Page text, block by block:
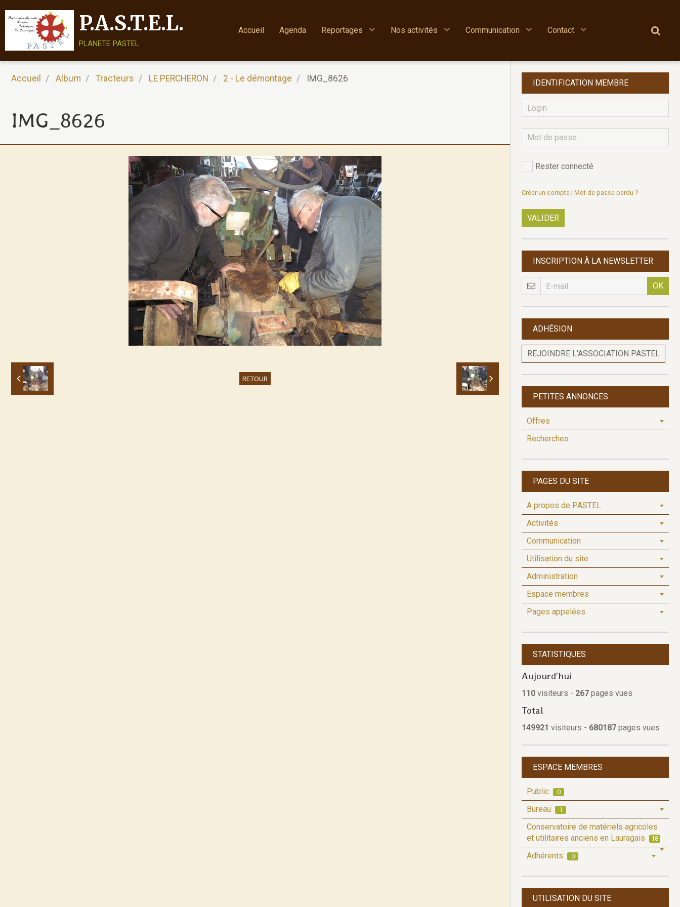
P.A.S.T.E.L.
planete pastel
Accueil Agenda Reportages Nos activités Communication Contact
Accueil Album Tracteurs LE PERCHERON 2 - Le démontage IMG_8626
IMG_8626
RETOUR
IDENTIFICATION MEMBRE
Rester connecté
Créer un compte | Mot de passe perdu ?
VALIDER
INSCRIPTION À LA NEWSLETTER
OK
ADHÉSION
REJOINDRE L'ASSOCIATION PASTEL
PETITES ANNONCES
Offres
Recherches
PAGES DU SITE
A propos de PASTEL
Activités
Communication
Utilisation du site
Administration
Espace membres
Pages appelées
STATISTIQUES
Aujourd'hui
110 visiteurs - 267 pages vues
Total
149921 visiteurs - 680187 pages vues
ESPACE MEMBRES
Public 0
Bureau 1
Conservatoire de matériels agricoles
et utilitaires anciens en Lauragais
18
Adhérents 0
UTILISATION DU SITE